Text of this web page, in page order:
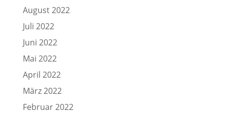
August 2022
Juli 2022
Juni 2022
Mai 2022
April 2022
März 2022
Februar 2022